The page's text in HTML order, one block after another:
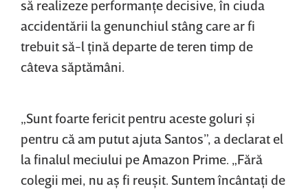
să realizeze performanţe decisive, în ciuda
accidentării la genunchiul stâng care ar fi
trebuit să-l ţină departe de teren timp de
câteva săptămâni.
„Sunt foarte fericit pentru aceste goluri şi
pentru că am putut ajuta Santos”, a declarat el
la finalul meciului pe Amazon Prime. „Fără
colegii mei, nu aş fi reuşit. Suntem încântaţi de